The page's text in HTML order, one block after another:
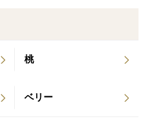
！
カット🍇
桃
ベリー